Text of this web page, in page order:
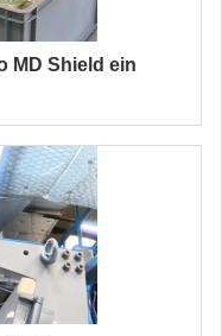
MD Shield ein